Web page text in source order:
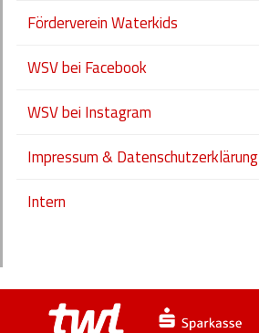
Förderverein Waterkids
WSV bei Facebook
WSV bei Instagram
Impressum & Datenschutzerklärung
Intern